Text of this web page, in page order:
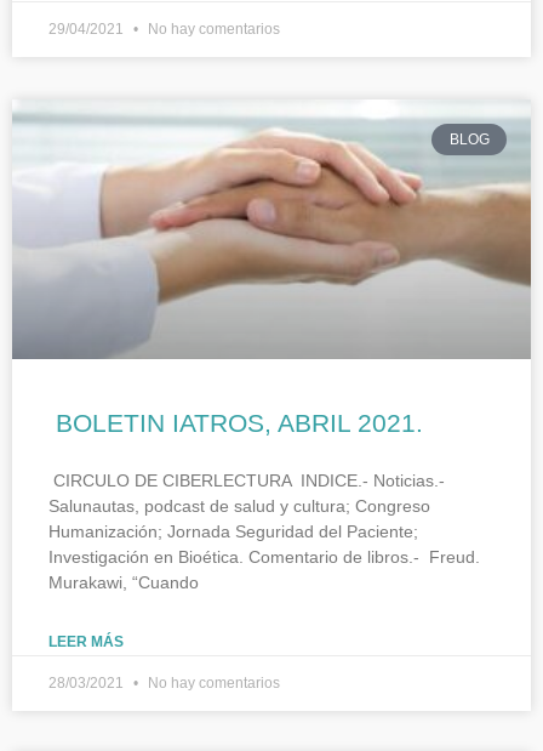
29/04/2021 No hay comentarios
BLOG
BOLETIN IATROS, ABRIL 2021.
CIRCULO DE CIBERLECTURA INDICE.- Noticias.-
Salunautas, podcast de salud y cultura; Congreso
Humanización; Jornada Seguridad del Paciente;
Investigación en Bioética. Comentario de libros.- Freud.
Murakawi, “Cuando
LEER MÁS
28/03/2021 No hay comentarios